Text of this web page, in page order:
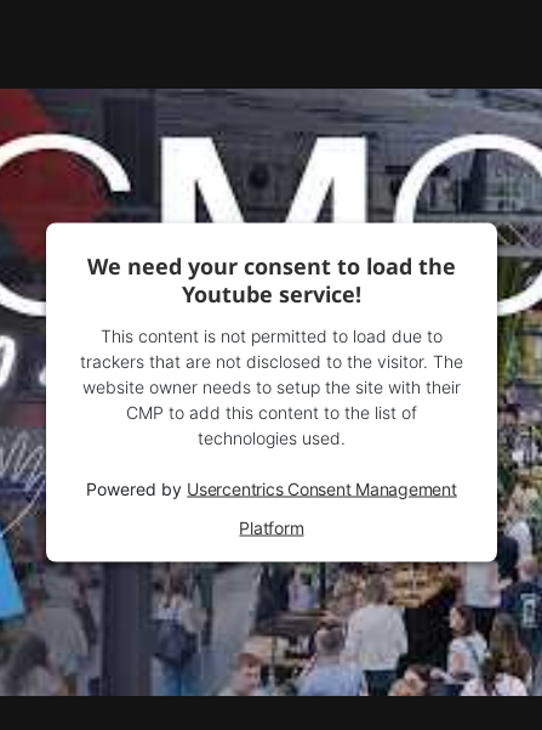
We need your consent to load the
Youtube service!
This content is not permitted to load due to
trackers that are not disclosed to the visitor. The
website owner needs to setup the site with their
CMP to add this content to the list of
technologies used.
Powered by Usercentrics Consent Management
Platform